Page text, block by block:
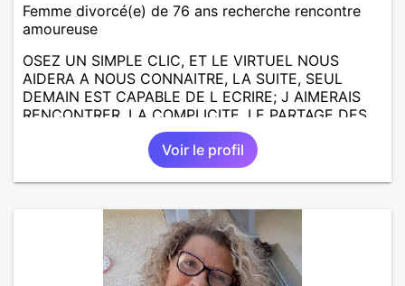
Femme divorcé(e) de 76 ans recherche rencontre
amoureuse
OSEZ UN SIMPLE CLIC, ET LE VIRTUEL NOUS
AIDERA A NOUS CONNAITRE, LA SUITE, SEUL
DEMAIN EST CAPABLE DE L ECRIRE; J AIMERAIS
RENCONTRER, LA COMPLICITE, LE PARTAGE DES
BELLES CHOSES DE LA VIE : BALADES, VOYAGES
EN FRANCE OU AILLEURS. ETRE A L ECOUTE DE L
AUTRE, ET LA VIE SERA PLUS BELLE
ENCORE.....................
Voir le profil